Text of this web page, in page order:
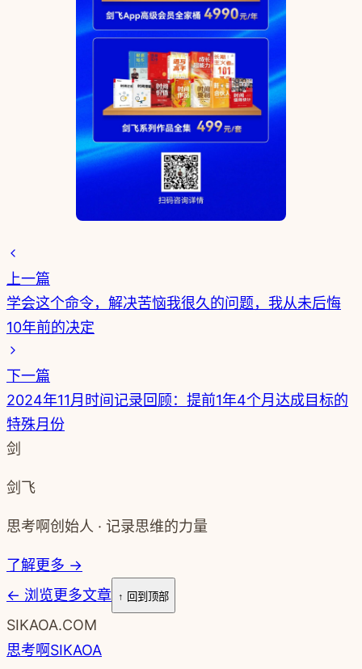
上一篇
学会这个命令，解决苦恼我很久的问题，我从未后悔
10年前的决定
下一篇
2024年11月时间记录回顾：提前1年4个月达成目标的
特殊月份
剑
剑飞
思考啊创始人 · 记录思维的力量
了解更多 →
← 浏览更多文章 ↑ 回到顶部
SIKAOA.COM
思考啊SIKAOA